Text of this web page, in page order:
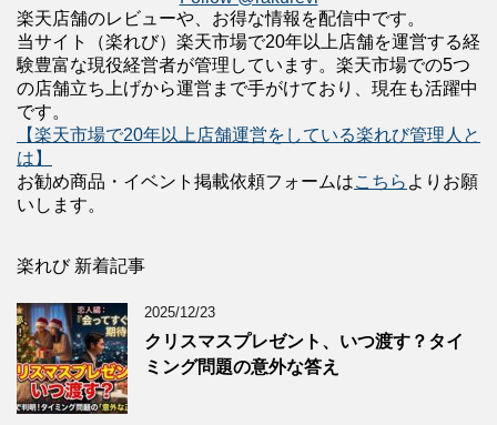
楽天店舗のレビューや、お得な情報を配信中です。
当サイト（楽れび）楽天市場で20年以上店舗を運営する経
験豊富な現役経営者が管理しています。楽天市場での5つ
の店舗立ち上げから運営まで手がけており、現在も活躍中
です。
【楽天市場で20年以上店舗運営をしている楽れび管理人と
は】
お勧め商品・イベント掲載依頼フォームはこちら よりお願
いします。
楽れび 新着記事
2025/12/23
クリスマスプレゼント、いつ渡す？タイ
ミング問題の意外な答え